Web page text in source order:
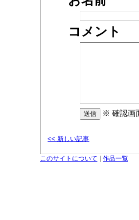
コメント
※ 確認画
<< 新しい記事
このサイトについて 作品一覧